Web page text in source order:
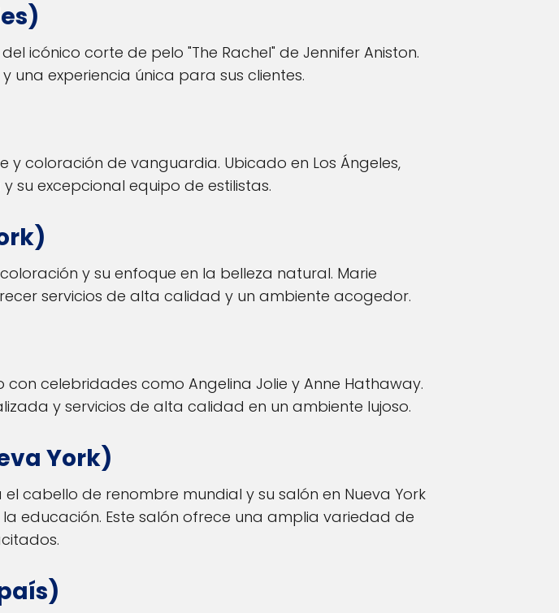
icónico corte de pelo "The Rachel" de Jennifer Aniston.
una experiencia única para sus clientes.
coloración de vanguardia. Ubicado en Los Ángeles,
su excepcional equipo de estilistas.
y su enfoque en la belleza natural. Marie
servicios de alta calidad y un ambiente acogedor.
celebridades como Angelina Jolie y Anne Hathaway.
y servicios de alta calidad en un ambiente lujoso.
York)
cabello de renombre mundial y su salón en Nueva York
educación. Este salón ofrece una amplia variedad de